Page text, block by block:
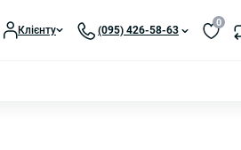
Клієнту (095) 426-58-63
0